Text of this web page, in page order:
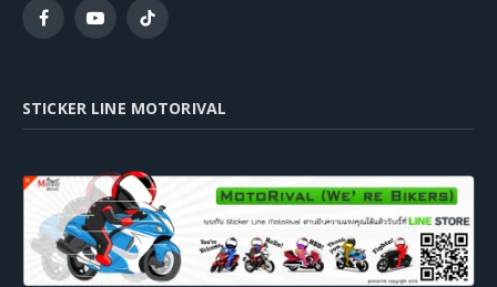
FacebookYouTubeTikTok
STICKER LINE MOTORIVAL